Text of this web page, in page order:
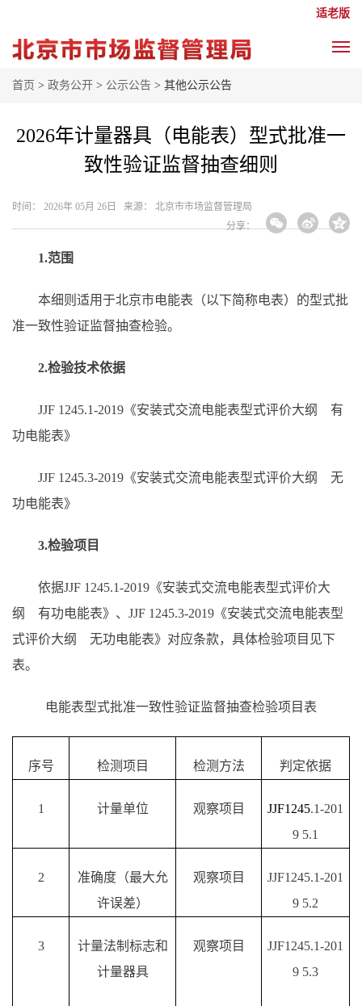
适老版
首页 > 政务公开 > 公示公告 > 其他公示公告
2026年计量器具（电能表）型式批准一
致性验证监督抽查细则
时间： 2026年 05月 26日 来源： 北京市市场监督管理局
分享：
1.范围
本细则适用于北京市电能表（以下简称电表）的型式批
准一致性验证监督抽查检验。
2.检验技术依据
JJF 1245.1-2019《安装式交流电能表型式评价大纲 有
功电能表》
JJF 1245.3-2019《安装式交流电能表型式评价大纲 无
功电能表》
3.检验项目
依据JJF 1245.1-2019《安装式交流电能表型式评价大
纲 有功电能表》、JJF 1245.3-2019《安装式交流电能表型
式评价大纲 无功电能表》对应条款，具体检验项目见下
表。
电能表型式批准一致性验证监督抽查检验项目表
序号 检测项目 检测方法 判定依据
1 计量单位 观察项目 JJF1245.1-201
9 5.1
2
准确度（最大允
许误差）
观察项目
JJF1245.1-201
9 5.2
3
计量法制标志和
计量器具
观察项目
JJF1245.1-201
9 5.3